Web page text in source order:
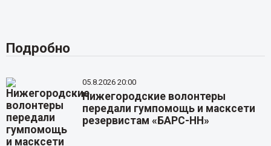
Подробно
05.8.2026 20:00
Нижегородские волонтеры
передали гумпомощь и масксети
резервистам «БАРС-НН»